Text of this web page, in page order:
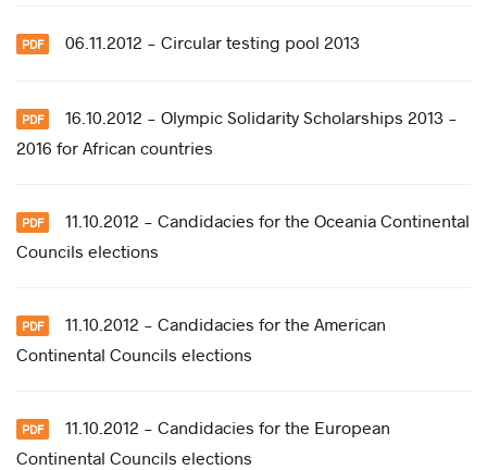
06.11.2012 - Circular testing pool 2013
16.10.2012 - Olympic Solidarity Scholarships 2013 -
2016 for African countries
11.10.2012 - Candidacies for the Oceania Continental
Councils elections
11.10.2012 - Candidacies for the American
Continental Councils elections
11.10.2012 - Candidacies for the European
Continental Councils elections